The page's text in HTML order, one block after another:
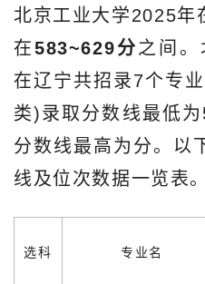
北京工业大学2025年
在583~629分 之间
在辽宁共招录7个专
类)录取分数线最低
分数线最高为分。以
线及位次数据一览表。
选科 专业名